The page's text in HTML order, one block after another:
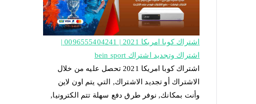
اشتراك كوبا امريكا 2021 | 0096555404241 |
اشتراك وتجديد اشتراك bein sport
اشتراك كوبا امريكا 2021 تحصل عليه من خلال
الاشتراك أو تجديد الاشتراك, التي يتم اون لاين
وأنت بمكانك, نوفر طرق دفع سهلة تتم الكترونيا,